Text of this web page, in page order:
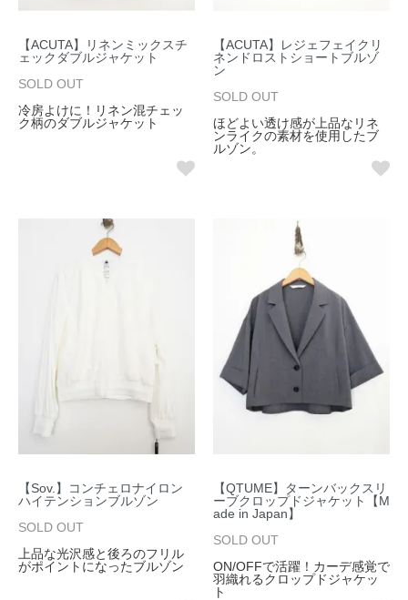
【ACUTA】リネンミックスチ
ェックダブルジャケット
SOLD OUT
冷房よけに！リネン混チェッ
ク柄のダブルジャケット
【ACUTA】レジェフェイクリ
ネンドロストショートブルゾ
ン
SOLD OUT
ほどよい透け感が上品なリネ
ンライクの素材を使用したブ
ルゾン。
【Sov.】コンチェロナイロン
ハイテンションブルゾン
SOLD OUT
上品な光沢感と後ろのフリル
がポイントになったブルゾン
【QTUME】ターンバックスリ
ーブクロップドジャケット【M
ade in Japan】
SOLD OUT
ON/OFFで活躍！カーデ感覚で
羽織れるクロップドジャケッ
ト